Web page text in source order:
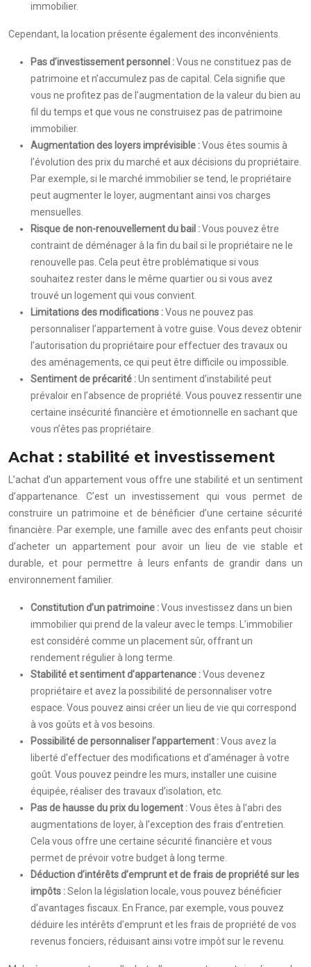
immobilier.
Cependant, la location présente également des inconvénients.
Pas d’investissement personnel :Vous ne constituez pas de
patrimoine et n’accumulez pas de capital. Cela signifie que
vous ne profitez pas de l’augmentation de la valeur du bien au
fil du temps et que vous ne construisez pas de patrimoine
immobilier.
Augmentation des loyers imprévisible :Vous êtes soumis à
l’évolution des prix du marché et aux décisions du propriétaire.
Par exemple, si le marché immobilier se tend, le propriétaire
peut augmenter le loyer, augmentant ainsi vos charges
mensuelles.
Risque de non-renouvellement du bail :Vous pouvez être
contraint de déménager à la fin du bail si le propriétaire ne le
renouvelle pas. Cela peut être problématique si vous
souhaitez rester dans le même quartier ou si vous avez
trouvé un logement qui vous convient.
Limitations des modifications :Vous ne pouvez pas
personnaliser l’appartement à votre guise. Vous devez obtenir
l’autorisation du propriétaire pour effectuer des travaux ou
des aménagements, ce qui peut être difficile ou impossible.
Sentiment de précarité :Un sentiment d’instabilité peut
prévaloir en l’absence de propriété. Vous pouvez ressentir une
certaine insécurité financière et émotionnelle en sachant que
vous n’êtes pas propriétaire.
Achat : stabilité et investissement
L’achat d’un appartement vous offre une stabilité et un sentiment
d’appartenance. C’est un investissement qui vous permet de
construire un patrimoine et de bénéficier d’une certaine sécurité
financière. Par exemple, une famille avec des enfants peut choisir
d’acheter un appartement pour avoir un lieu de vie stable et
durable, et pour permettre à leurs enfants de grandir dans un
environnement familier.
Constitution d’un patrimoine :Vous investissez dans un bien
immobilier qui prend de la valeur avec le temps. L’immobilier
est considéré comme un placement sûr, offrant un
rendement régulier à long terme.
Stabilité et sentiment d’appartenance :Vous devenez
propriétaire et avez la possibilité de personnaliser votre
espace. Vous pouvez ainsi créer un lieu de vie qui correspond
à vos goûts et à vos besoins.
Possibilité de personnaliser l’appartement :Vous avez la
liberté d’effectuer des modifications et d’aménager à votre
goût. Vous pouvez peindre les murs, installer une cuisine
équipée, réaliser des travaux d’isolation, etc.
Pas de hausse du prix du logement :Vous êtes à l’abri des
augmentations de loyer, à l’exception des frais d’entretien.
Cela vous offre une certaine sécurité financière et vous
permet de prévoir votre budget à long terme.
Déduction d’intérêts d’emprunt et de frais de propriété sur les
impôts :Selon la législation locale, vous pouvez bénéficier
d’avantages fiscaux. En France, par exemple, vous pouvez
déduire les intérêts d’emprunt et les frais de propriété de vos
revenus fonciers, réduisant ainsi votre impôt sur le revenu.